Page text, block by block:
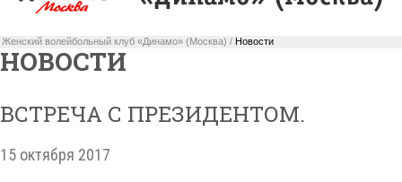
Женский волейбольный клуб «Динамо» (Москва) / Новости
НОВОСТИ
ВСТРЕЧА С ПРЕЗИДЕНТОМ.
15 октября 2017